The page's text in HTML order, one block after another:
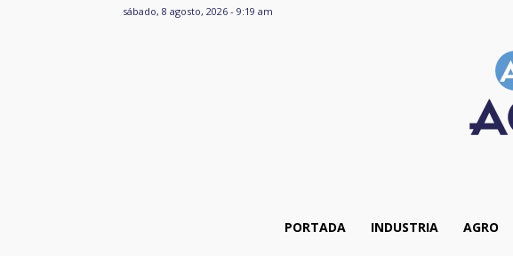
sábado, 8 agosto, 2026 - 9:19 am
PORTADA INDUSTRIA AGRO